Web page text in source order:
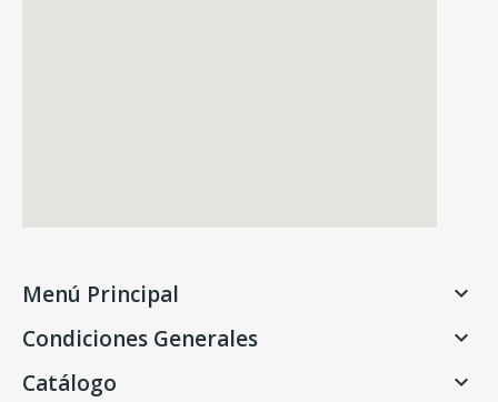
Menú Principal 
Condiciones Generales 
Catálogo 